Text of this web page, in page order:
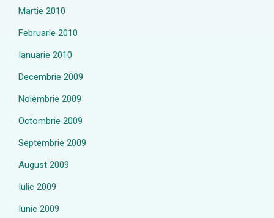
Martie 2010
Februarie 2010
Ianuarie 2010
Decembrie 2009
Noiembrie 2009
Octombrie 2009
Septembrie 2009
August 2009
Iulie 2009
Iunie 2009